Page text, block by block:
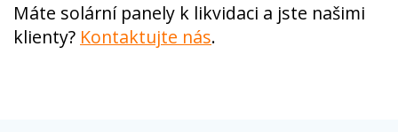
Máte solární panely k likvidaci a jste našimi
klienty? Kontaktujte nás.